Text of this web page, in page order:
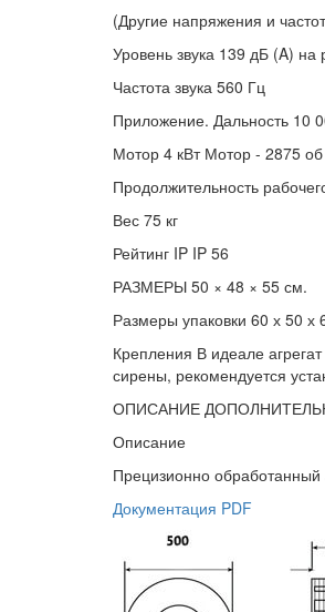
(Другие напряжения и
Уровень звука 139 дБ (A) на
Частота звука 560 Гц
Приложение. Дальность 10
Мотор 4 кВт Мотор - 2875
Продолжительность
Вес 75 кг
Рейтинг IP IP 56
РАЗМЕРЫ 50 × 48 × 55 см.
Размеры упаковки 60 х 50 х
Крепления В идеале
сирены, рекомендуется
ОПИСАНИЕ
Описание
Прецизионно
Документация PDF